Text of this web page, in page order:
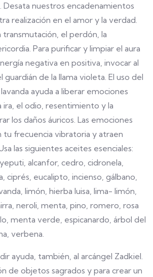
Desata nuestros encadenamientos
realización en el amor y la verdad.
transmutación, el perdón, la
Para purificar y limpiar el aura
negativa en positiva, invocar al
guardián de la llama violeta. El uso del
ayuda a liberar emociones
ira, el odio, resentimiento y la
los daños áuricos. Las emociones
tu frecuencia vibratoria y atraen
las siguientes aceites esenciales:
alcanfor, cedro, cidronela,
ciprés, eucalipto, incienso, gálbano,
limón, hierba luisa, lima- limón,
neroli, menta, pino, romero, rosa
menta verde, espicanardo, árbol del
verbena.
ayuda, también, al arcángel Zadkiel.
de objetos sagrados y para crear un